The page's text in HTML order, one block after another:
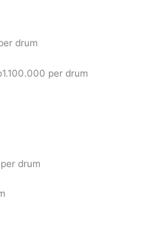
drum
per drum
drum